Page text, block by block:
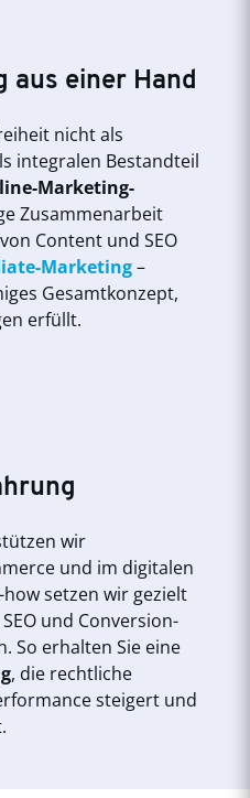
aus einer Hand
nicht als
integralen Bestandteil
Marketing-
Zusammenarbeit
Content und SEO
Marketing–
Gesamtkonzept,
erfüllt.
wir
und im digitalen
setzen wir gezielt
und Conversion-
So erhalten Sie eine
, die rechtliche
steigert und